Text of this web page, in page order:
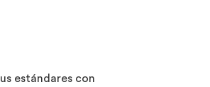
estándares con